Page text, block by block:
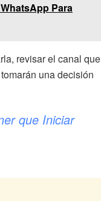
Para
revisar el canal que
una decisión
que Iniciar